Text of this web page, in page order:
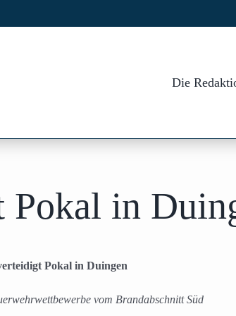
Die
Pokal in
Pokal in Duingen
vom Brandabschnitt Süd